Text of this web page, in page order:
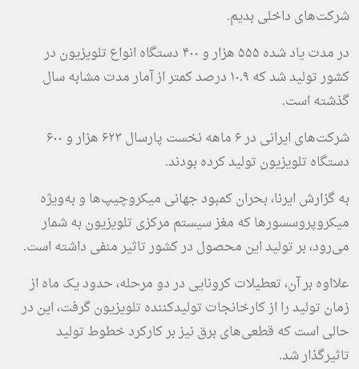
شرکت‌های داخلی بدیم.
در مدت یاد شده ۵۵۵ هزار و ۴۰۰ دستگاه انواع تلویزیون در
کشور تولید شد که ۱۰.۹ درصد کمتر از آمار مدت مشابه سال
گذشته است.
شرکت‌های ایرانی در ۶ ماهه نخست پارسال ۶۲۳ هزار و ۶۰۰
دستگاه تلویزیون تولید کرده بودند.
به گزارش ایرنا، بحران کمبود جهانی میکروچیپ‌ها و به‌ویژه
میکروپروسسورها که مغز سیستم مرکزی تلویزیون به شمار
می‌رود، بر تولید این محصول در کشور تاثیر منفی داشته است.
علااوه بر آن، تعطیلات کرونایی در دو مرحله، حدود یک ماه از
زمان تولید را از کارخانجات تولیدکننده تلویزیون گرفت، این در
حالی است که قطعی‌های برق نیز بر کارکرد خطوط تولید
تاثیرگذار شد.